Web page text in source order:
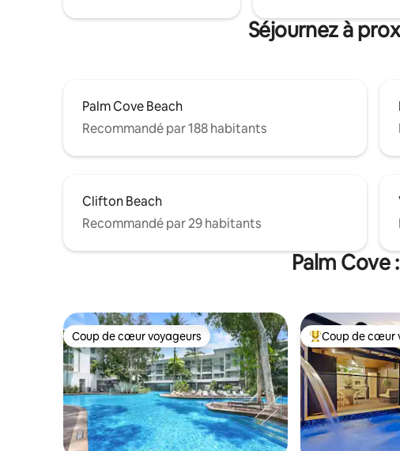
règlement intérieur avant de réserverSéjournez à
Palm Cove Beach
Recommandé par 188 habitants
Clifton Beach
Recommandé par 29 habitants
Palm Cove
Coup de cœur voyageurs
Coup de cœur voyageurs Coups de cœur
Coup de cœur